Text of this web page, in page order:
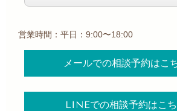
営業時間：平日：9:00〜18:00
メールでの相談予約はこ
LINEでの相談予約はこ